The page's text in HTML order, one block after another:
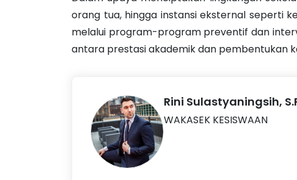
orang tua, hingga instansi eksternal seperti
melalui program-program preventif dan
antara prestasi akademik dan pembentukan
Rini Sulastyaningsih,
WAKASEK KESISWAAN